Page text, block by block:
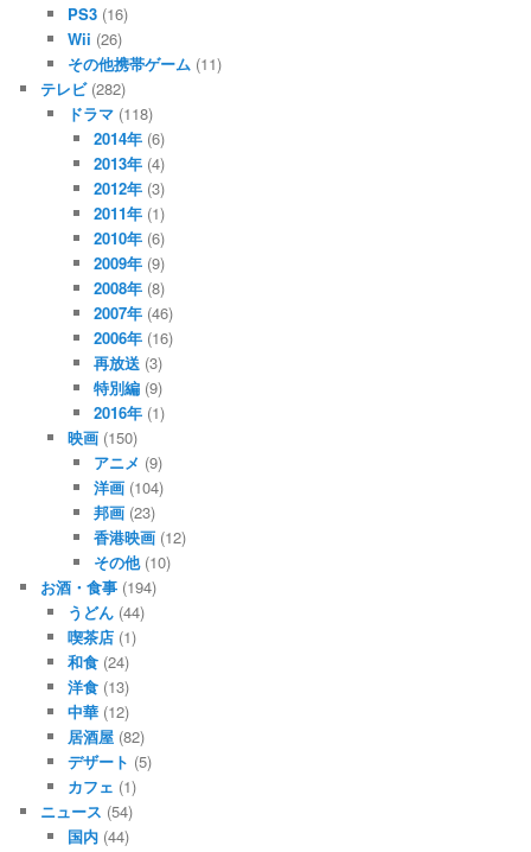
PS3(16)
Wii (26)
その他携帯ゲーム(11)
テレビ(282)
ドラマ(118)
2014年 (6)
2013年 (4)
2012年 (3)
2011年 (1)
2010年 (6)
2009年 (9)
2008年 (8)
2007年 (46)
2006年 (16)
再放送 (3)
特別編 (9)
2016年 (1)
映画(150)
アニメ (9)
洋画 (104)
邦画 (23)
香港映画 (12)
その他(10)
お酒・食事 (194)
うどん(44)
喫茶店(1)
和食(24)
洋食(13)
中華(12)
居酒屋(82)
デザート (5)
カフェ (1)
ニュース (54)
国内(44)